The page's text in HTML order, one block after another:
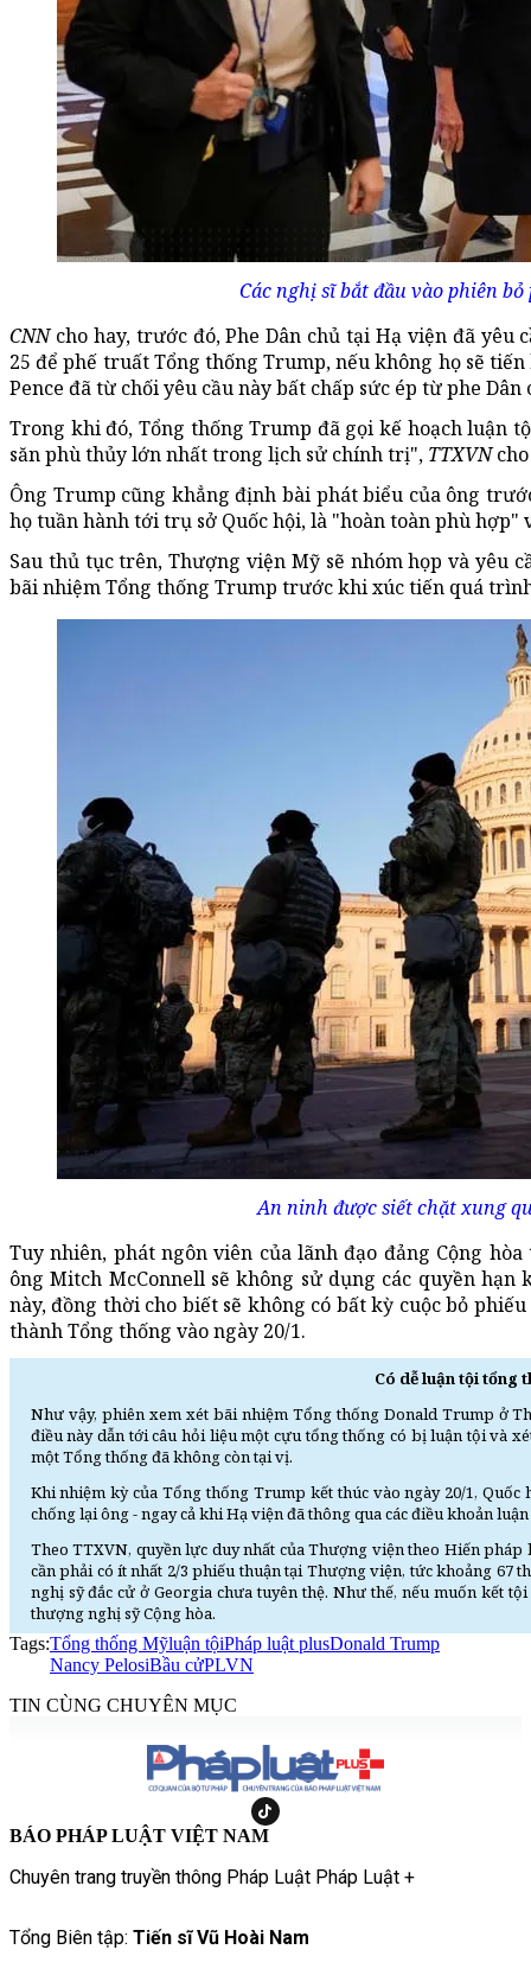
Các nghị sĩ bắt đầu vào phiên
CNNcho hay, trước đó, Phe Dân chủ tại Hạ viện đã
25 để phế truất Tổng thống Trump, nếu không họ sẽ
Pence đã từ chối yêu cầu này bất chấp sức ép từ phe Dân
Trong khi đó, Tổng thống Trump đã gọi kế hoạch luận
săn phù thủy lớn nhất trong lịch sử chính trị", TTXVN
Ông Trump cũng khẳng định bài phát biểu của ông
họ tuần hành tới trụ sở Quốc hội, là "hoàn toàn phù
Sau thủ tục trên, Thượng viện Mỹ sẽ nhóm họp và yêu
bãi nhiệm Tổng thống Trump trước khi xúc tiến quá
An ninh được siết chặt xung
Tuy nhiên, phát ngôn viên của lãnh đạo đảng Cộng
ông Mitch McConnell sẽ không sử dụng các quyền
này, đồng thời cho biết sẽ không có bất kỳ cuộc bỏ
thành Tổng thống vào ngày 20/1.
Có dễ luận tội tổng
Như vậy, phiên xem xét bãi nhiệm Tổng thống Donald Trump ở
điều này dẫn tới câu hỏi liệu một cựu tổng thống có bị luận tội và
một Tổng thống đã không còn tại vị.
Khi nhiệm kỳ của Tổng thống Trump kết thúc vào ngày 20/1,
chống lại ông - ngay cả khi Hạ viện đã thông qua các điều khoản
Theo TTXVN, quyền lực duy nhất của Thượng viện theo Hiến
cần phải có ít nhất 2/3 phiếu thuận tại Thượng viện, tức khoảng 67
nghị sỹ đắc cử ở Georgia chưa tuyên thệ. Như thế, nếu muốn kết
thượng nghị sỹ Cộng hòa.
Tags:Tổng thống Mỹluận tộiPháp luật plusDonald Trump
Nancy PelosiBầu cửPLVN
TIN CÙNG CHUYÊN MỤC
BÁO PHÁP LUẬT VIỆT NAM
Chuyên trang truyền thông Pháp Luật Pháp Luật +
Tổng Biên tập: Tiến sĩ Vũ Hoài Nam